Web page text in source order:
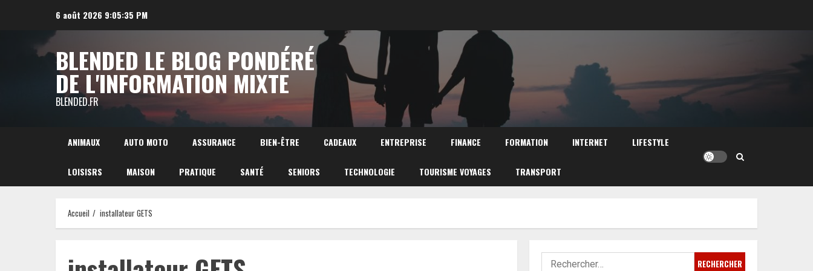
6 août 2026 9:05:37 PM
BLENDED LE BLOG PONDÉRÉ
DE L'INFORMATION MIXTE
BLENDED.FR
ANIMAUX AUTO MOTO ASSURANCE BIEN-ÊTRE CADEAUX ENTREPRISE FINANCE FORMATION INTERNET LIFESTYLE
LOISISRS MAISON PRATIQUE SANTÉ SENIORS TECHNOLOGIE TOURISME VOYAGES TRANSPORT
Accueil installateur GETS
Rechercher :